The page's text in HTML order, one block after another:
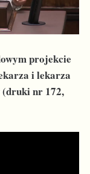
projekcie
i lekarza
(druki nr 172,